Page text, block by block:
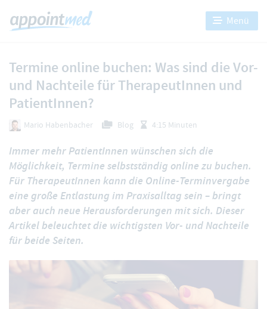
Menü
Termine online buchen: Was sind die Vor-
und Nachteile für TherapeutInnen und
PatientInnen?
Mario Habenbacher Blog 4:15 Minuten
Immer mehr PatientInnen wünschen sich die
Möglichkeit, Termine selbstständig online zu buchen.
Für TherapeutInnen kann die Online-Terminvergabe
eine große Entlastung im Praxisalltag sein – bringt
aber auch neue Herausforderungen mit sich. Dieser
Artikel beleuchtet die wichtigsten Vor- und Nachteile
für beide Seiten.